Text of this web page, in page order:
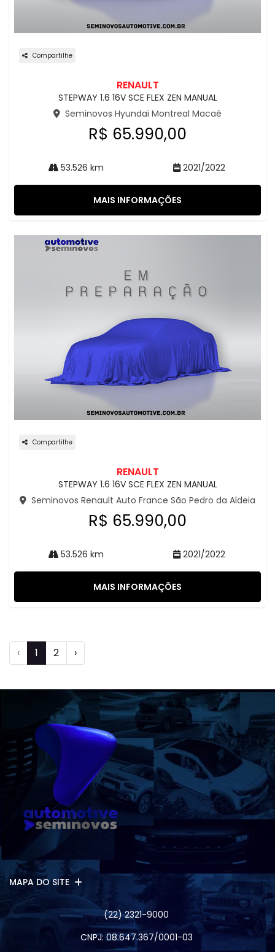
Compartilhe
RENAULT
STEPWAY 1.6 16V SCE FLEX ZEN MANUAL
Seminovos Hyundai Montreal Macaé
R$ 65.990,00
53.526 km 2021/2022
MAIS INFORMAÇÕES
Compartilhe
RENAULT
STEPWAY 1.6 16V SCE FLEX ZEN MANUAL
Seminovos Renault Auto France São Pedro da Aldeia
R$ 65.990,00
53.526 km 2021/2022
MAIS INFORMAÇÕES
‹ 1 2 ›
MAPA DO SITE
(22) 2321-9000
CNPJ: 08.647.367/0001-03